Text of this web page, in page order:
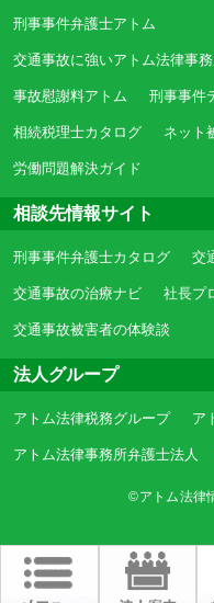
刑事事件弁護士アトム
交通事故に強いアトム法律事
事故慰謝料アトム 刑事事件
相続税理士カタログ ネット
労働問題解決ガイド
相談先情報サイト
刑事事件弁護士カタログ 交
交通事故の治療ナビ 社長プ
交通事故被害者の体験談
法人グループ
アトム法律税務グループ ア
アトム法律事務所弁護士法人
©アトム法律